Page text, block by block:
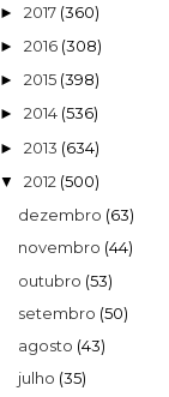
► 2017 (360)
► 2016 (308)
► 2015 (398)
► 2014 (536)
► 2013 (634)
▼ 2012 (500)
dezembro (63)
novembro (44)
outubro (53)
setembro (50)
agosto (43)
julho (35)